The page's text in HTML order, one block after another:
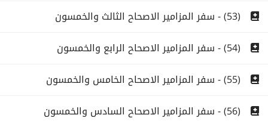
(53) - سفر المزامير الاصحاح الثالث والخمسون
(54) - سفر المزامير الاصحاح الرابع والخمسون
(55) - سفر المزامير الاصحاح الخامس والخمسون
(56) - سفر المزامير الاصحاح السادس والخمسون